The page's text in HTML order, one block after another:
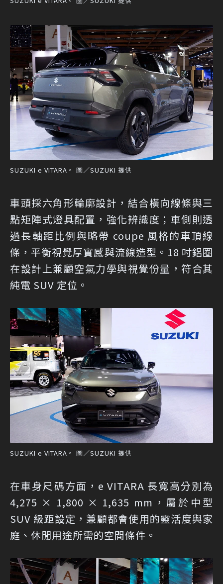
SUZUKI e VITARA。 圖／SUZUKI 提供
車頭採六角形輪廓設計，結合橫向線條與三
點矩陣式燈具配置，強化辨識度；車側則透
過長軸距比例與略帶 coupe 風格的車頂線
條，平衡視覺厚實感與流線造型。18 吋鋁圈
在設計上兼顧空氣力學與視覺份量，符合其
純電 SUV 定位。
SUZUKI e VITARA。 圖／SUZUKI 提供
在車身尺碼方面，e VITARA 長寬高分別為
4,275 × 1,800 × 1,635 mm，屬於中型
SUV 級距設定，兼顧都會使用的靈活度與家
庭、休閒用途所需的空間條件。